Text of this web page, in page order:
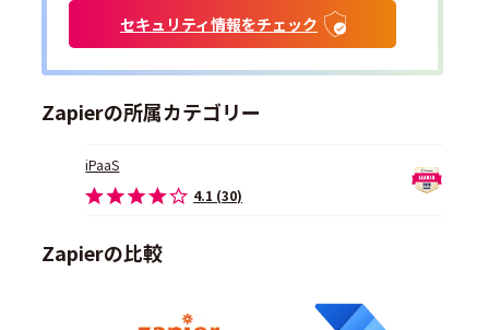
セキュリティ情報をチェック
Zapierの所属カテゴリー
iPaaS
4.1 (30)
Zapierの比較